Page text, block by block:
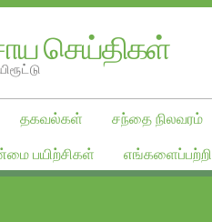
செய்திகள்
தகவல்கள் சந்தை நிலவரம்
பயிற்சிகள்
எங்களைப்பற்றி